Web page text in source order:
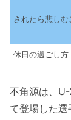
されたら悲しむ
休日の過ごし方
不角源は、
て登場した選